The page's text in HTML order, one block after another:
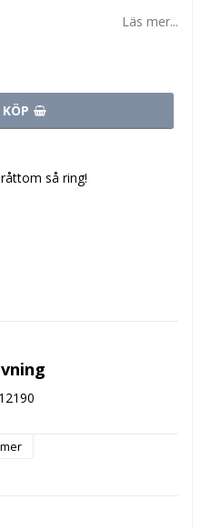
Läs mer...
KÖP
så ring!